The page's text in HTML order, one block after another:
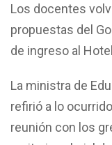
Los docentes
propuestas del
de ingreso al
La ministra de
refirió a lo
reunión con los